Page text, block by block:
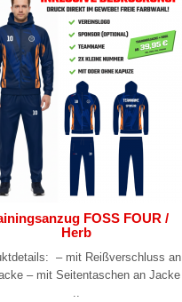
FOSS FOUR /
Herb
– mit Reißverschluss an
– mit Seitentaschen an Jacke
..